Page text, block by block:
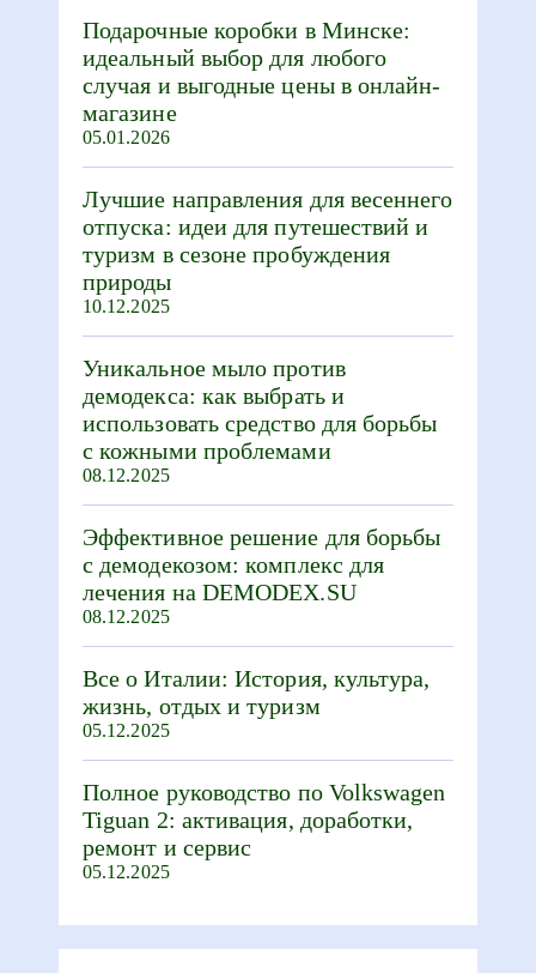
Подарочные коробки в Минске:
идеальный выбор для любого
случая и выгодные цены в онлайн-
магазине
05.01.2026
Лучшие направления для весеннего
отпуска: идеи для путешествий и
туризм в сезоне пробуждения
природы
10.12.2025
Уникальное мыло против
демодекса: как выбрать и
использовать средство для борьбы
с кожными проблемами
08.12.2025
Эффективное решение для борьбы
с демодекозом: комплекс для
лечения на DEMODEX.SU
08.12.2025
Все о Италии: История, культура,
жизнь, отдых и туризм
05.12.2025
Полное руководство по Volkswagen
Tiguan 2: активация, доработки,
ремонт и сервис
05.12.2025